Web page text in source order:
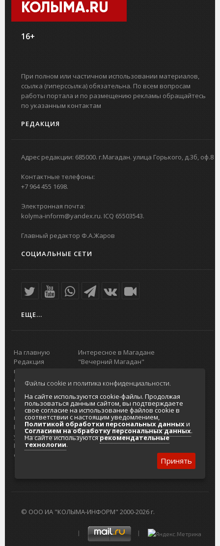
КОЛЫМА.RU
16+
При полном или частичном использовании материалов,
ссылка (гиперссылка) обязательна. По всем вопросам
работы портала и по размещению рекламы обращайтесь
по указанным контактам
РЕДАКЦИЯ
Адрес редакции: 685000. г.Магадан. улица Горького, д.3б, оф.8
Контактные телефоны:
+7 964 455 1698.
Электронная почта:
kolyma-inform@yandex.ru. ICQ 65503543.
Главный редактор Ф.А.Жаров
СОЦИАЛЬНЫЕ СЕТИ
ЕЩЕ...
На главную
Редакция
портала
О проекте
Реклама на
портале
Отзывы и
предложения
Интернет-
услуги
Разработка
сайтов
Интересное в Магадане
"Вечерний Магадан"
Городская доска объявлений
Реклама
Главный туристический портал
Колымы
Политика в отношении обработки
персональных данных
Согласие на обработку персональных
данных
© ООО ИА "КОЛЫМА-ИНФОРМ" 2000-2026 г.
Файлы cookie и политика конфиденциальности.
На сайте используются cookie-файлы. Продолжая
пользоваться данным сайтом, вы подтверждаете
свое согласие на использование файлов cookie в
соответствии с настоящим уведомлением,
Политикой обработки персональных данныхи
Согласием на обработку персональных данных.
На сайте используютсярекомендательные
технологии.
Принять